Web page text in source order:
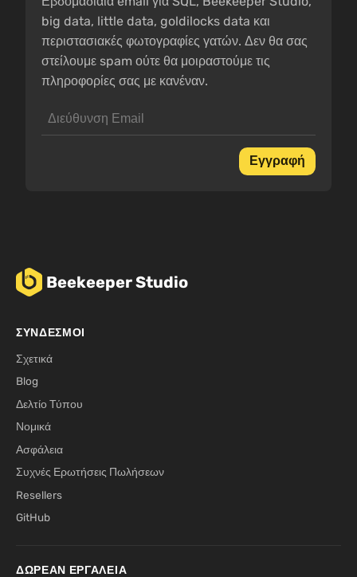
big data, little data, goldilocks data και
περιστασιακές φωτογραφίες γατών. Δεν θα σας
στείλουμε spam ούτε θα μοιραστούμε τις
πληροφορίες σας με κανέναν.
Εγγραφή
Beekeeper Studio
ΣΎΝΔΕΣΜΟΙ
Σχετικά
Blog
Δελτίο Τύπου
Νομικά
Ασφάλεια
Συχνές Ερωτήσεις Πωλήσεων
Resellers
GitHub
ΔΩΡΕΆΝ ΕΡΓΑΛΕΊΑ